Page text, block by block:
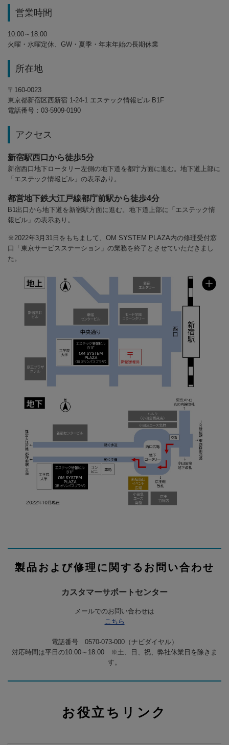
営業時間
10:00～18:00
火曜・水曜定休、GW・夏季・年末年始の長期休業
所在地
〒160-0023
東京都新宿区西新宿 1-24-1 エステック情報ビル B1F
電話番号：03-5909-0190
アクセス
新宿駅西口から徒歩5分
新宿西口地下ロータリー左側の地下道を都庁方面に進む。地下道上部に
「エステック情報ビル」の表示あり。
都営地下鉄大江戸線都庁前駅から徒歩4分
B1出口から地下道を新宿駅方面に進む。地下道上部に「エステック情
報ビル」の表示あり。
※2022年3月31日をもちまして、OM SYSTEM PLAZA内の修理受付窓
口「東京サービスステーション」の業務を終了とさせていただきまし
た。
製品および修理に関するお問い合わせ
カスタマーサポートセンター
メールでのお問い合わせは
こちら
電話番号 0570-073-000（ナビダイヤル）
対応時間は平日の10:00～18:00 ※土、日、祝、弊社休業日を除きま
す。
お役立ちリンク